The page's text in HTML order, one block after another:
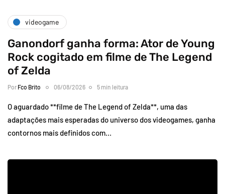
videogame
Ganondorf ganha forma: Ator de Young
Rock cogitado em filme de The Legend
of Zelda
Por Fco Brito 06/08/2026 5 min leitura
O aguardado **filme de The Legend of Zelda**, uma das
adaptações mais esperadas do universo dos videogames, ganha
contornos mais definidos com…